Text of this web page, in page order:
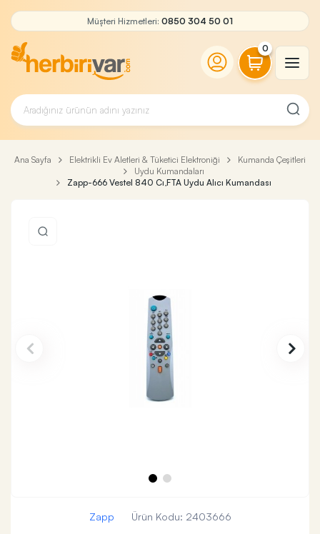
Müşteri Hizmetleri: 0850 304 50 01
0
Ana Sayfa Elektrikli Ev Aletleri & Tüketici Elektroniği
Kumanda Çeşitleri
Uydu Kumandaları
Zapp-666 Vestel 840 Cı,FTA Uydu Alıcı Kumandası
Zapp Ürün Kodu: 2403666